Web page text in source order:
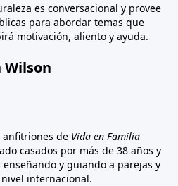
es conversacional y provee
para abordar temas que
motivación, aliento y ayuda.
Wilson
anfitriones de Vida en Familia
casados por más de 38 años y
y guiando a parejas y
internacional.